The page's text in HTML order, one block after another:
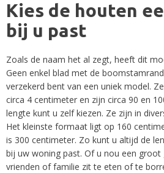
Kies de houten
bij u past
Zoals de naam het al zegt, heeft dit
Geen enkel blad met de
verzekerd bent van een uniek model.
circa 4 centimeter en zijn circa 90 en
lengte kunt u zelf kiezen. Ze zijn in
Het kleinste formaat ligt op 160
is 300 centimeter. Zo kunt u altijd de
bij uw woning past. Of u nou een
vrienden of familie zit te eten of te